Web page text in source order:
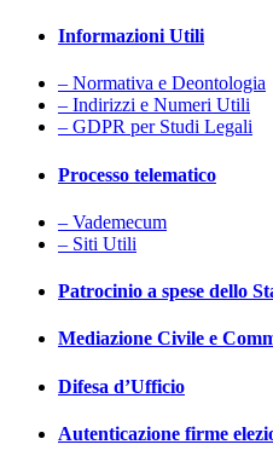
Informazioni Utili
– Normativa e Deontologia
– Indirizzi e Numeri Utili
– GDPR per Studi Legali
Processo telematico
– Vademecum
– Siti Utili
Patrocinio a spese dello
Mediazione Civile e
Difesa d’Ufficio
Autenticazione firme